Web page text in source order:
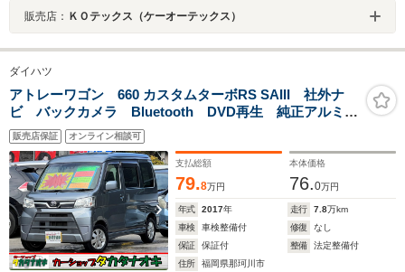
販売店： ＫＯテックス（ケーオーテックス）
ダイハツ
アトレーワゴン 660 カスタムターボRS SAIII 社外ナ
ビ バックカメラ Bluetooth DVD再生 純正アルミ
追突軽減装置 オーバーヘッドコンソール オートライ
ト ETC 純正フロアマット プライバシーガラス キ
ーレス
販売店保証 オンライン相談可
支払総額
79.8万円
本体価格
76.0万円
年式 2017年 走行 7.8万km
車検
車検整備付 修復
なし
保証
保証付 整備
法定整備付
住所
福岡県那珂川市